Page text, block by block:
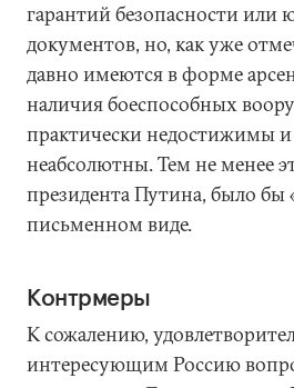
гарантий безопасности
документов, но, как уже
давно имеются в форме
наличия боеспособных
практически недостижимы
неабсолютны. Тем не менее
президента Путина, было бы
письменном виде.
Контрмеры
К сожалению,
интересующим Россию